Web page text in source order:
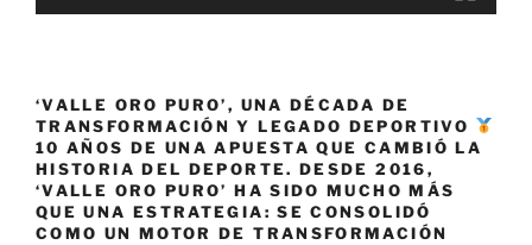
‘VALLE ORO PURO’, UNA DÉCADA DE
TRANSFORMACIÓN Y LEGADO DEPORTIVO
10 AÑOS DE UNA APUESTA QUE CAMBIÓ LA
HISTORIA DEL DEPORTE. DESDE 2016,
‘VALLE ORO PURO’ HA SIDO MUCHO MÁS
QUE UNA ESTRATEGIA: SE CONSOLIDÓ
COMO UN MOTOR DE TRANSFORMACIÓN